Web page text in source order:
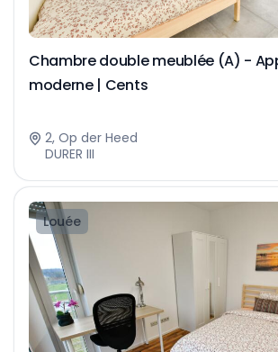
Chambre double meublée (A) -
moderne | Cents
2, Op der Heed
DURER III
Louée